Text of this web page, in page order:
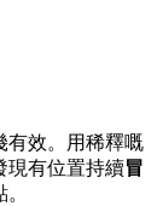
有效。用稀釋嘅
現有位置持續冒